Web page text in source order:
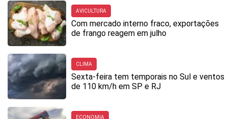
AVICULTURA
Com mercado interno fraco, exportações
de frango reagem em julho
CLIMA
Sexta-feira tem temporais no Sul e ventos
de 110 km/h em SP e RJ
ECONOMIA